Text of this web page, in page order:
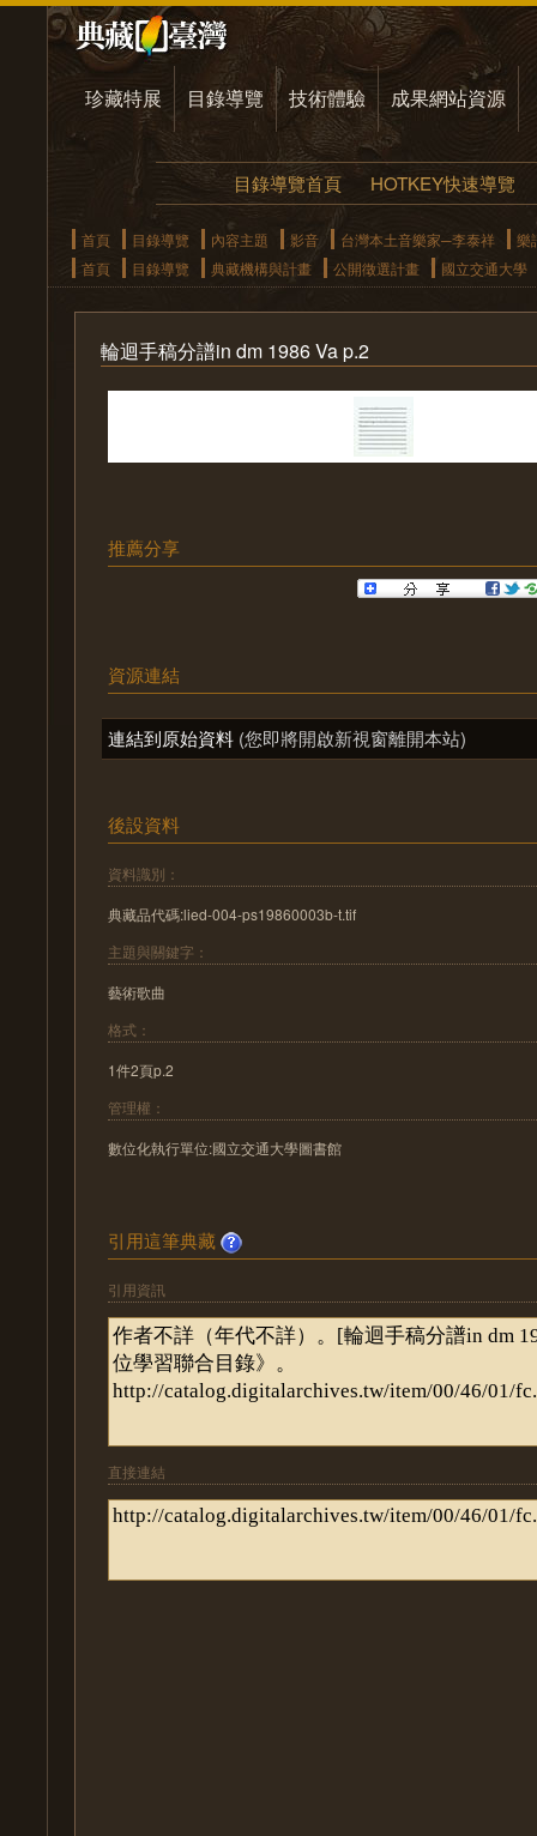
珍藏特展 目錄導覽 技術體驗 成果網站資源
目錄導覽首頁 HOTKEY快速導覽
首頁 目錄導覽 內容主題 影音 台灣本土音樂家─李泰祥
樂
首頁
目錄導覽 典藏機構與計畫 公開徵選計畫 國立交通大學
輪迴手稿分譜in dm 1986 Va p.2
推薦分享
資源連結
連結到原始資料 (您即將開啟新視窗離開本站)
後設資料
資料識別：
典藏品代碼:lied-004-ps19860003b-t.tif
主題與關鍵字：
藝術歌曲
格式：
1件2頁p.2
管理權：
數位化執行單位:國立交通大學圖書館
引用這筆典藏
引用資訊
直接連結